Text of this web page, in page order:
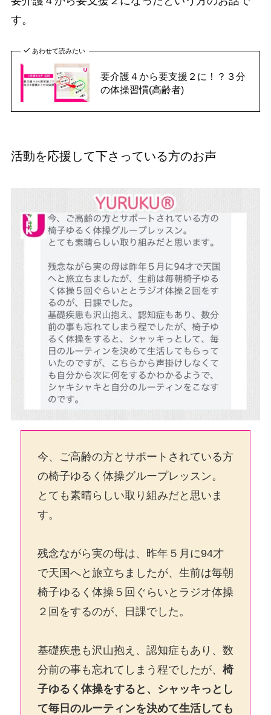
す。
あわせて読みたい
要介護４から要支援２に！？３分
の体操習慣(高齢者)
活動を応援して下さっている方のお声
今、ご高齢の方とサポートされている方
の椅子ゆるく体操グループレッスン。
とても素晴らしい取り組みだと思いま
す。
残念ながら実の母は、昨年５月に94才
で天国へと旅立ちましたが、生前は毎朝
椅子ゆるく体操５回ぐらいとラジオ体操
２回をするのが、日課でした。
基礎疾患も沢山抱え、認知症もあり、数
分前の事も忘れてしまう程でしたが、 椅
子ゆるく体操をすると、シャッキっとし
て毎日のルーティンを決めて生活しても